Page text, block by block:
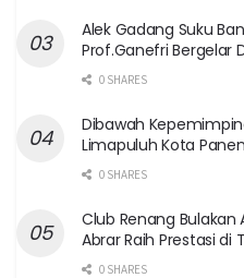
Alek Gadang Suku
Prof.Ganefri Bergelar
0 SHARES
Dibawah
Limapuluh Kota
0 SHARES
Club Renang Bulakan
Abrar Raih Prestasi di
0 SHARES